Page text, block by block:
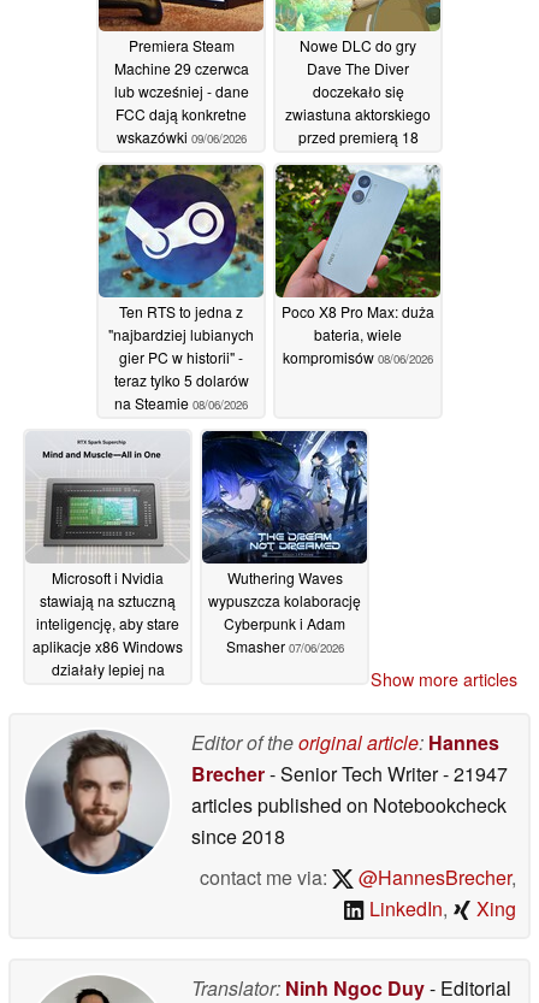
Premiera Steam
Machine 29 czerwca
lub wcześniej - dane
FCC dają konkretne
wskazówki 09/06/2026
Nowe DLC do gry
Dave The Diver
doczekało się
zwiastuna aktorskiego
przed premierą 18
09/06/2026
Ten RTS to jedna z
"najbardziej lubianych
gier PC w historii" -
teraz tylko 5 dolarów
na Steamie 08/06/2026
Poco X8 Pro Max: duża
bateria, wiele
kompromisów 08/06/2026
Microsoft i Nvidia
stawiają na sztuczną
inteligencję, aby stare
aplikacje x86 Windows
działały lepiej na
08/06/2026
Wuthering Waves
wypuszcza kolaborację
Cyberpunk i Adam
Smasher 07/06/2026
Show more articles
Editor of theoriginal article: Hannes
Brecher- Senior Tech Writer- 21947
articles published on Notebookcheck
since 2018
contact me via:
@HannesBrecher,
LinkedIn, Xing
Translator: Ninh Ngoc Duy- Editorial